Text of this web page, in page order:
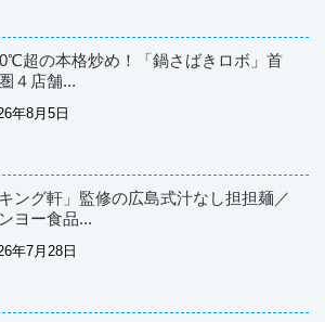
超の本格炒め！「鍋さばきロボ」首
４店舗...
年8月5日
キング軒」監修の広島式汁なし担担麺／
ヨー食品...
年7月28日